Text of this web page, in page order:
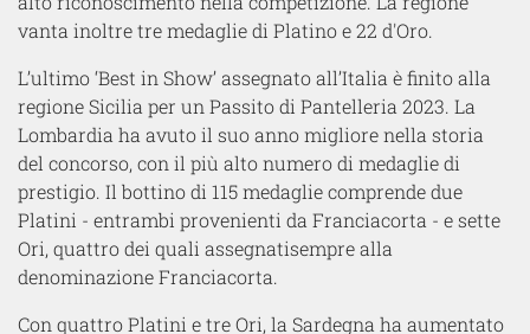
vanta inoltre tre medaglie di Platino e 22 d'Oro.
L’ultimo ‘Best in Show’ assegnato all’Italia è finito alla
regione Sicilia per un Passito di Pantelleria 2023. La
Lombardia ha avuto il suo anno migliore nella storia
del concorso, con il più alto numero di medaglie di
prestigio. Il bottino di 115 medaglie comprende due
Platini - entrambi provenienti da Franciacorta - e sette
Ori, quattro dei quali assegnatisempre alla
denominazione Franciacorta.
Con quattro Platini e tre Ori, la Sardegna ha aumentato